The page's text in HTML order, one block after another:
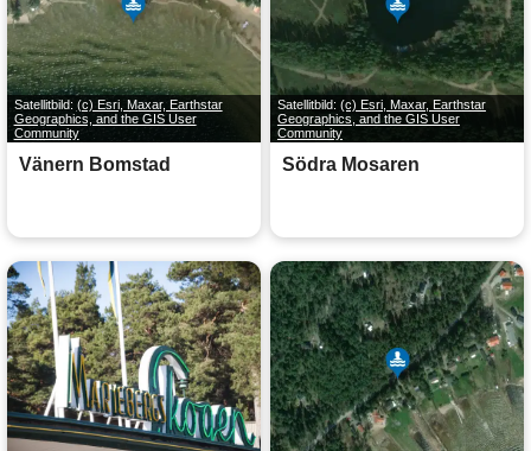
Satellitbild: (c) Esri, Maxar, Earthstar
Geographics, and the GIS User
Community
Vänern Bomstad
Satellitbild: (c) Esri, Maxar, Earthstar
Geographics, and the GIS User
Community
Södra Mosaren